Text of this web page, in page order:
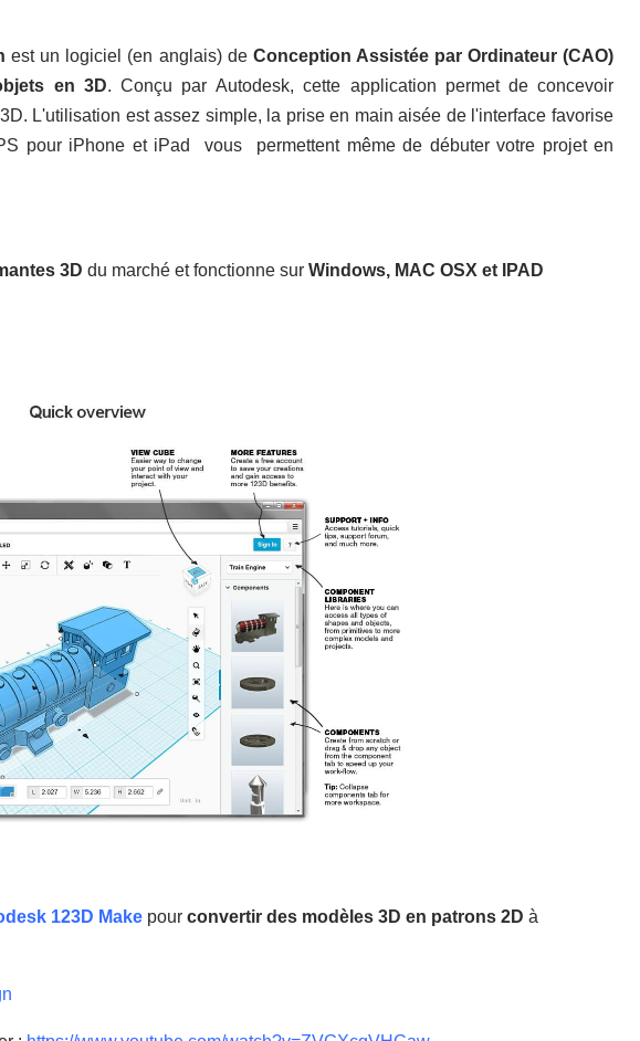
est un logiciel (en anglais) de Conception Assistée par Ordinateur (CAO)
en 3D. Conçu par Autodesk, cette application permet de concevoir
L'utilisation est assez simple, la prise en main aisée de l'interface favorise
pour iPhone et iPad vous permettent même de débuter votre projet en
3D du marché et fonctionne sur Windows, MAC OSX et IPAD
123D Make pour convertir des modèles 3D en patrons 2D à